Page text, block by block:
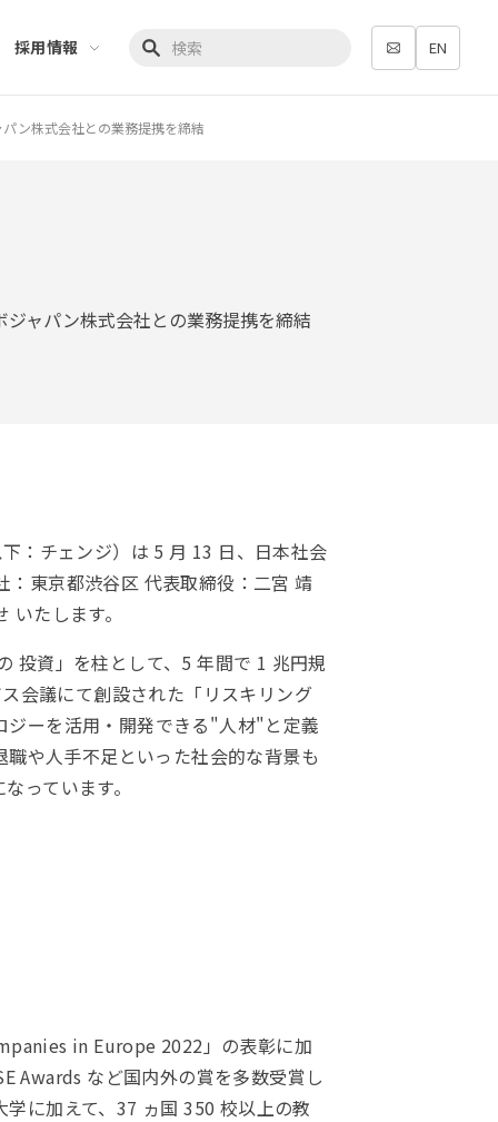
採用情報
検索キーワード入力
EN
ン株式会社との業務提携を締結
ャパン株式会社との業務提携を締結
：チェンジ）は 5 月 13 日、日本社会
東京都渋谷区 代表取締役：二宮 靖
たします。
投資」を柱として、5 年間で 1 兆円規
会議にて創設された「リスキリング
ジーを活用・開発できる"人材"と定義
や人手不足といった社会的な背景も
っています。
in Europe 2022」の表彰に加
Awards など国内外の賞を多数受賞し
に加えて、37 ヵ国 350 校以上の教